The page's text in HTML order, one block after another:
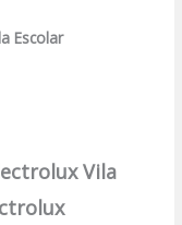
Escolar
Vila